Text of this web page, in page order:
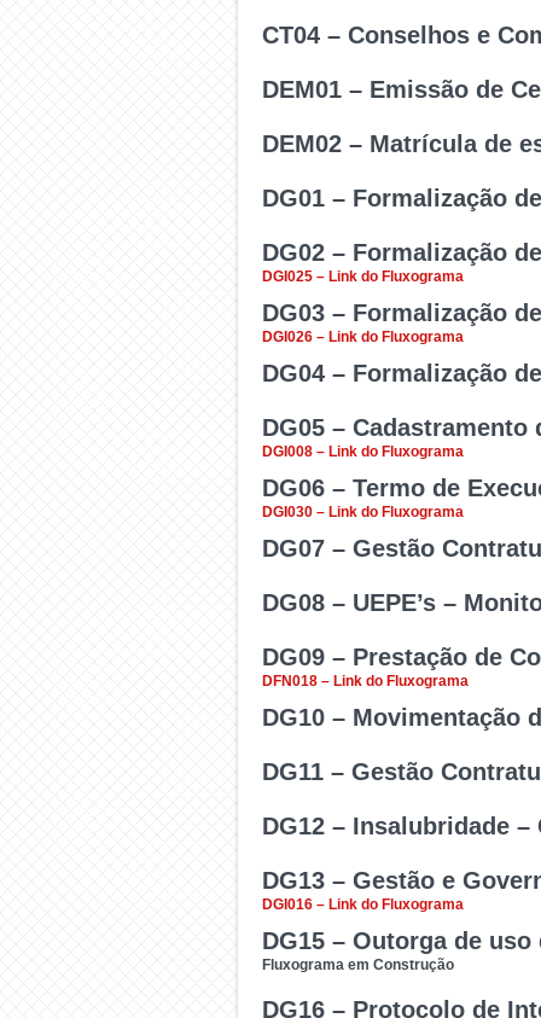
culturais.
CT04 – Conselhos e
Comissões.
DEM01 – Emissão de
DEM02 – Matrícula de
Utilizado para realizar
DG01 – Formalização
Usar para formalizar
DG02 – Formalização
DGI025 – Link do Fluxograma
Usar para formalizar
DG03 – Formalização
DGI026 – Link do Fluxograma
Formalização de Acordo
DG04 – Formalização
Usar para formalizar
DG05 – Cadastramento
DGI008 – Link do Fluxograma
Cadastramento de
documentos produzidos
DG06 – Termo de
DGI030 – Link do Fluxograma
integrantes dos
interesse da unidade
DG07 – Gestão
obra.
DG08 – UEPE’s –
Promover a avaliação
Pesquisa e Extensão –
DG09 – Prestação de
DFN018 – Link do Fluxograma
Realização de prestação
DG10 – Movimentação
Processo para abertura
DG11 – Gestão
Juntar os documentos
DG12 – Insalubridade
Análise do pagamento
obra.
DG13 – Gestão e
DGI016 – Link do Fluxograma
Utilizado para
como para atendimento
DG15 – Outorga de
Fluxograma em Construção
DG16 – Protocolo de